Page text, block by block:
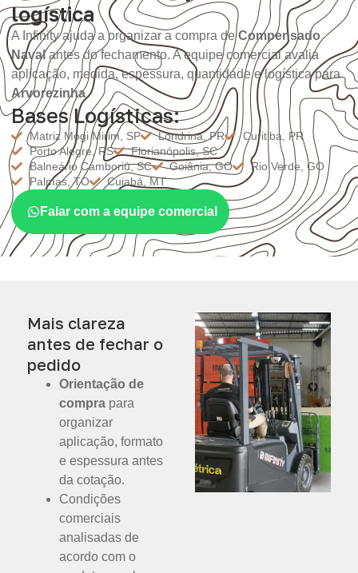
logística
A Infinity ajuda a organizar a compra deCompensado
Navalantes do fechamento. A equipe comercial avalia
aplicação, medida, espessura, quantidade e logística para
Arvorezinha.
Bases Logísticas:
Matriz Mogi Mirim, SP Londrina, PR
Curitiba, PR
Porto Alegre, RS
Florianópolis, SC
Balneário Camboriú, SC
Goiânia, GO
Rio Verde, GO
Palmas, TO
Cuiabá, MT
Falar com a equipe comercial
Mais clareza
antes de fechar o
pedido
Orientação de
compra para
organizar
aplicação, formato
e espessura antes
da cotação.
Condições
comerciais
analisadas de
acordo com o